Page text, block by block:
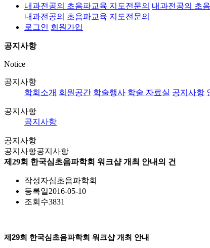
내과전공의 초음파교육 지도전문의 내과전공의 초
내과전공의 초음파교육 지도전문의
로그인 회원가입
공지사항
Notice
공지사항
학회소개 회원공간 학술행사 학술 자료실 공지사항
공지사항
공지사항
공지사항
공지사항공지사항
제29회 한국심초음파학회 워크샵 개최 안내의 건
작성자심초음파학회
등록일2016-05-10
조회수3831
제29회 한국심초음파학회 워크샵 개최 안내